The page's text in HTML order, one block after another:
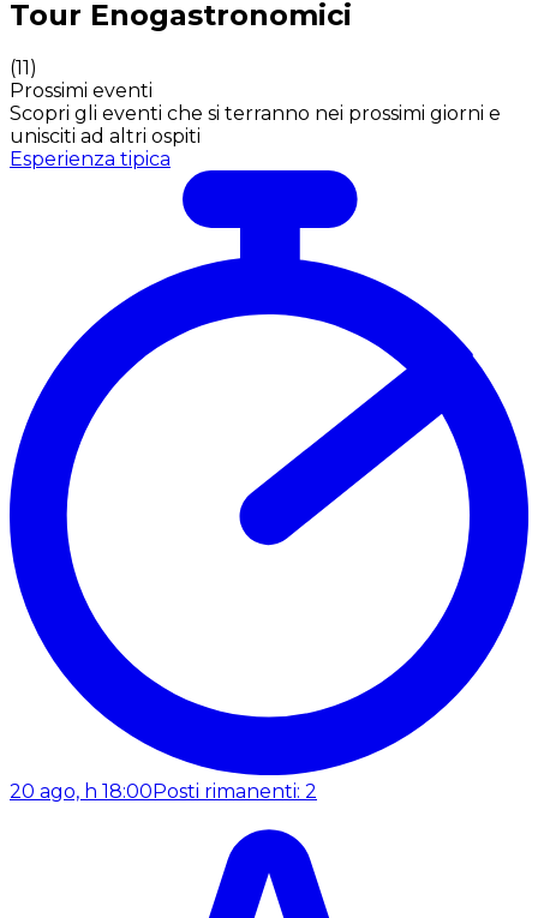
Tour Enogastronomici
(11)
Prossimi eventi
Scopri gli eventi che si terranno nei prossimi giorni e
unisciti ad altri ospiti
Esperienza tipica
20 ago, h 18:00 Posti rimanenti: 2